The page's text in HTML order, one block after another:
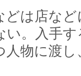
どは店な
い。入手
物に渡